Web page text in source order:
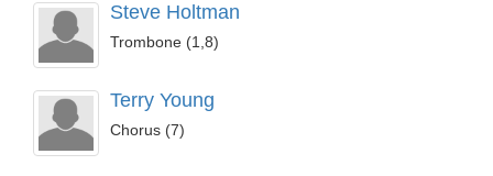
Steve Holtman
Trombone (1,8)
Terry Young
Chorus (7)